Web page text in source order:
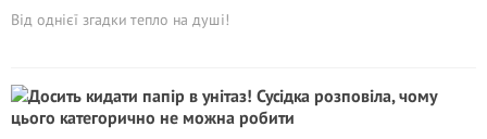
Від однієї згадки тепло на душі!